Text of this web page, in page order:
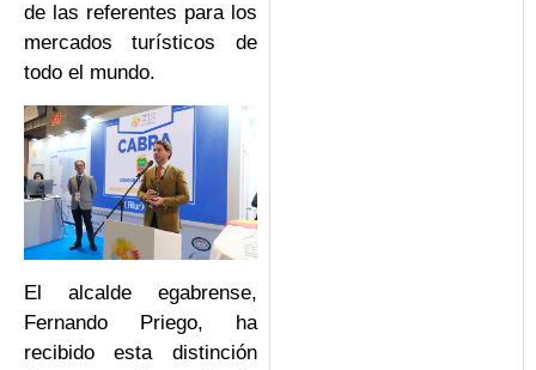
de las referentes para los
mercados turísticos de
todo el mundo.
El alcalde egabrense,
Fernando Priego, ha
recibido esta distinción